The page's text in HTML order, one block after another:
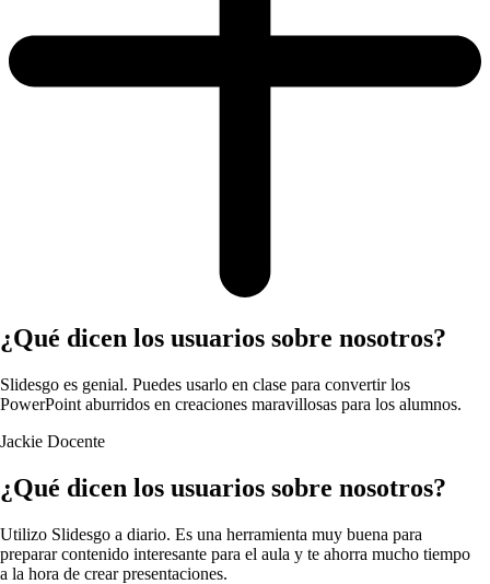
¿Qué dicen los usuarios sobre nosotros?
Slidesgo es genial. Puedes usarlo en clase para convertir los
PowerPoint aburridos en creaciones maravillosas para los alumnos.
Jackie Docente
¿Qué dicen los usuarios sobre nosotros?
Utilizo Slidesgo a diario. Es una herramienta muy buena para
preparar contenido interesante para el aula y te ahorra mucho tiempo
a la hora de crear presentaciones.